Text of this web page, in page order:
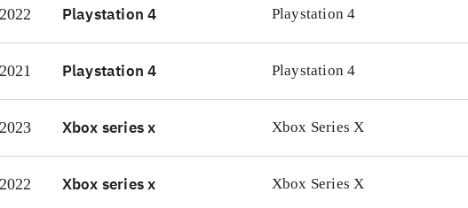
2022 Playstation 4 Playstation 4
2021 Playstation 4 Playstation 4
2023 Xbox series x Xbox Series X
2022 Xbox series x Xbox Series X